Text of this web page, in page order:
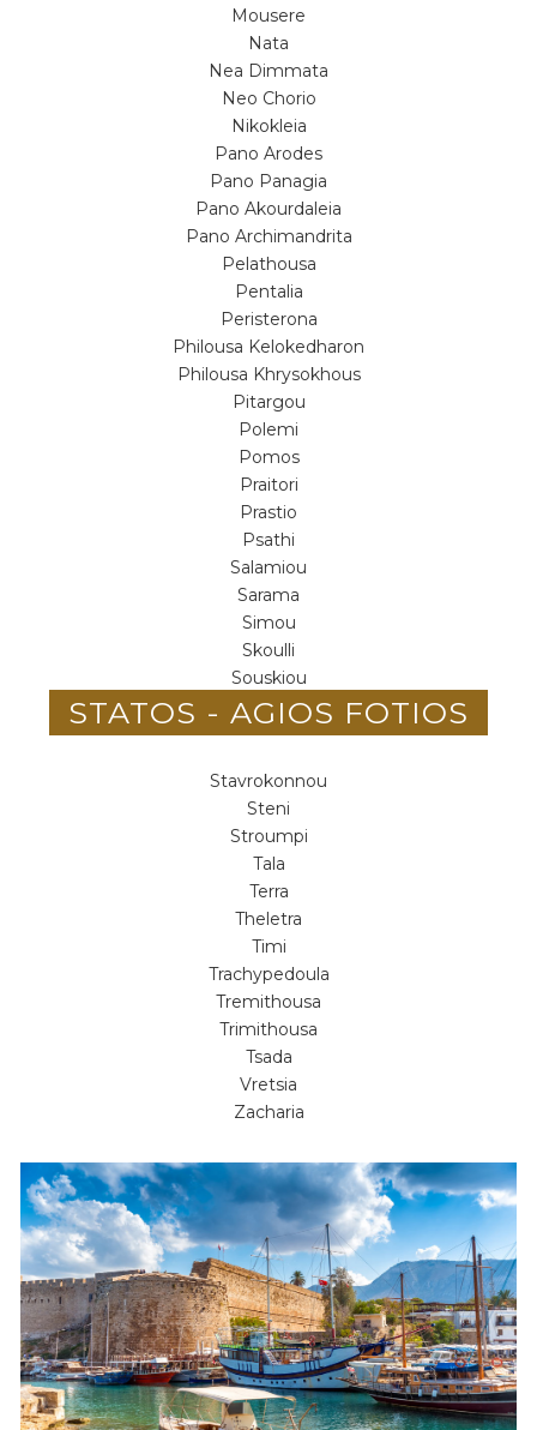
Mousere
Nata
Nea Dimmata
Neo Chorio
Nikokleia
Pano Arodes
Pano Panagia
Pano Akourdaleia
Pano Archimandrita
Pelathousa
Pentalia
Peristerona
Philousa Kelokedharon
Philousa Khrysokhous
Pitargou
Polemi
Pomos
Praitori
Prastio
Psathi
Salamiou
Sarama
Simou
Skoulli
Souskiou
STATOS - AGIOS FOTIOS
Stavrokonnou
Steni
Stroumpi
Tala
Terra
Theletra
Timi
Trachypedoula
Tremithousa
Trimithousa
Tsada
Vretsia
Zacharia